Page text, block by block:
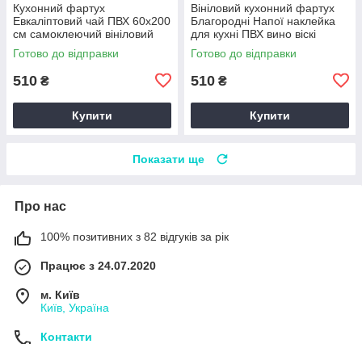
Кухонний фартух
Евкаліптовий чай ПВХ 60х200
см самоклеючий вініловий
Напої Зелений Happy Pocket
Z184473
Готово до відправки
510 ₴
Купити
Вініловий кухонний фартух
Благородні Напої наклейка
для кухні ПВХ вино віскі
Чорний Happy Pocket
Z181736
Готово до відправки
510 ₴
Купити
Показати ще
Про нас
100% позитивних з 82 відгуків за рік
Працює з 24.07.2020
м. Київ
Київ, Україна
Контакти